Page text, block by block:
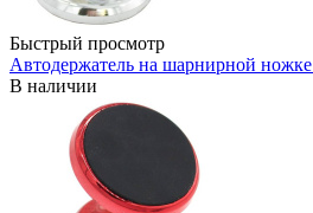
Быстрый просмотр
Автодержатель на шарнирной
В наличии